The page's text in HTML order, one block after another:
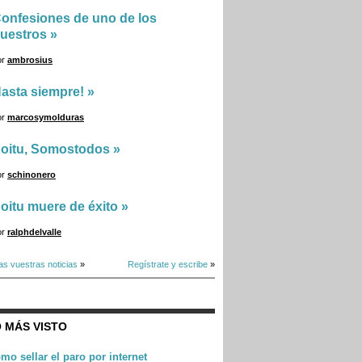
de uno de los
»
ambrosius
siempre! »
marcosymolduras
Somostodos »
schinonero
muere de éxito »
ralphdelvalle
vuestras noticias » Regístrate y escribe »
MÁS VISTO
sellar el paro por internet